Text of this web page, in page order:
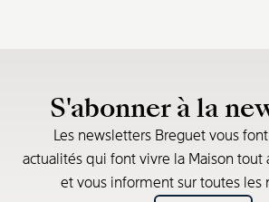
S'abonner à la
Les newsletters Breguet vous
actualités qui font vivre la Maison tout
et vous informent sur toutes les